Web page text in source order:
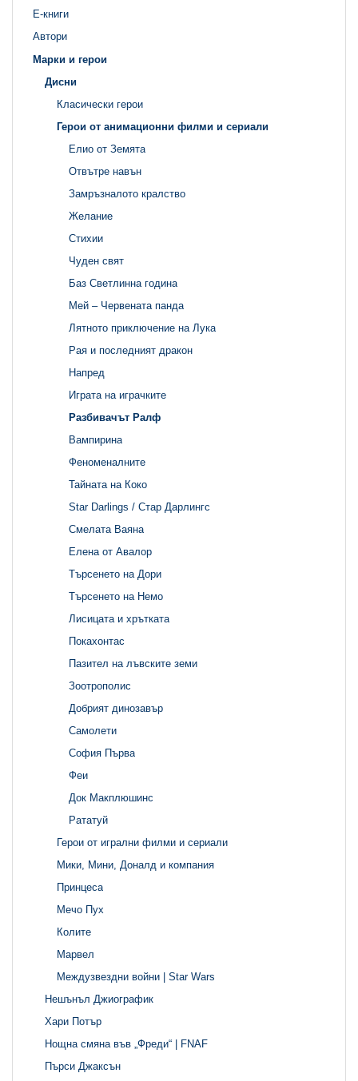
Е-книги
Автори
Марки и герои
Дисни
Класически герои
Герои от анимационни филми и сериали
Елио от Земята
Отвътре навън
Замръзналото кралство
Желание
Стихии
Чуден свят
Баз Светлинна година
Мей – Червената панда
Лятното приключение на Лука
Рая и последният дракон
Напред
Играта на играчките
Разбивачът Ралф
Вампирина
Феноменалните
Тайната на Коко
Star Darlings / Стар Дарлингс
Смелата Ваяна
Елена от Авалор
Търсенето на Дори
Търсенето на Немо
Лисицата и хрътката
Покахонтас
Пазител на лъвските земи
Зоотрополис
Добрият динозавър
Самолети
София Първа
Феи
Док Макплюшинс
Рататуй
Герои от игрални филми и сериали
Мики, Мини, Доналд и компания
Принцеса
Мечо Пух
Колите
Марвел
Междузвездни войни | Star Wars
Нешънъл Джиографик
Хари Потър
Нощна смяна във „Фреди“ | FNAF
Пърси Джаксън